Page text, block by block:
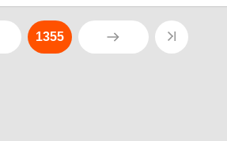
1355